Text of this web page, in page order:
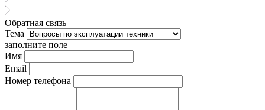
Обратная связь
Тема
заполните поле
Имя
Email
Номер телефона